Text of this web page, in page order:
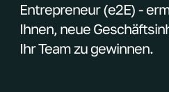
Entrepreneur (e2E) -
Ihnen, neue
Ihr Team zu gewinnen.